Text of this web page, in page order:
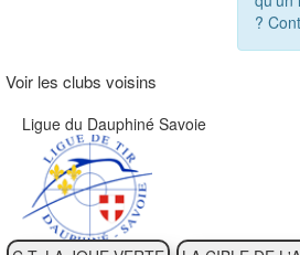
?
Voir les clubs voisins
Ligue du Dauphiné Savoie